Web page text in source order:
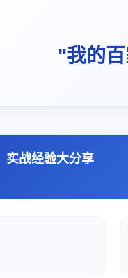
"我的
实战经验大分享